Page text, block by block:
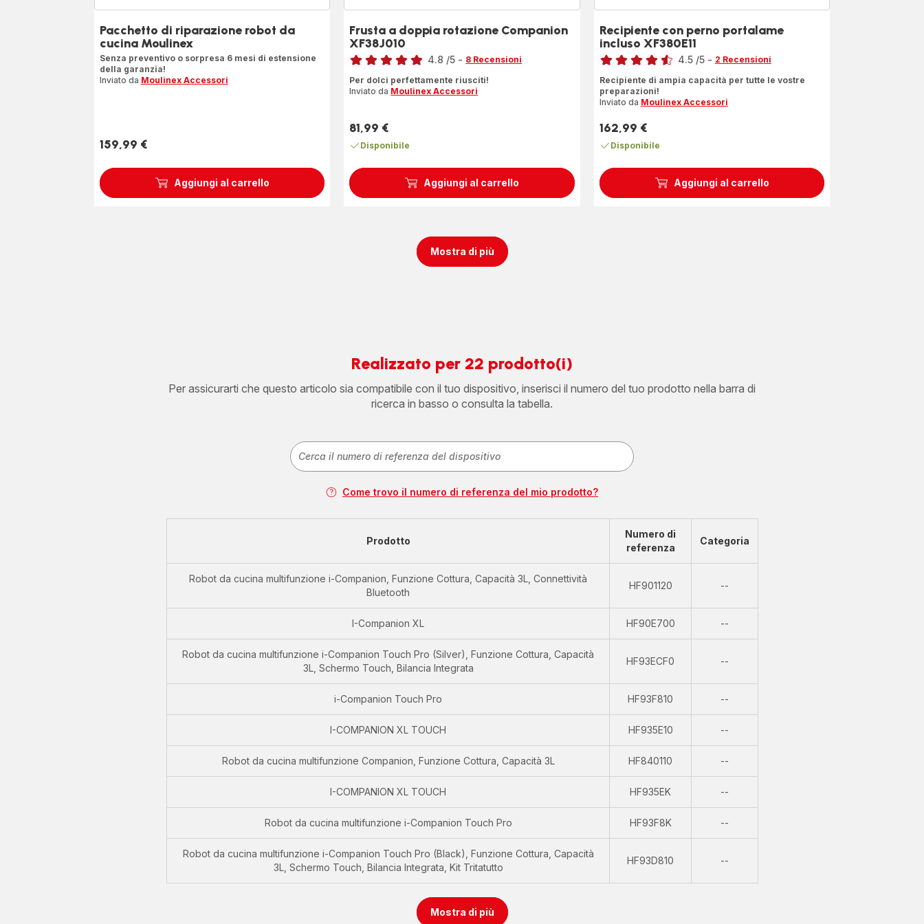
Aggiungi al carrello
Pacchetto di riparazione robot da
cucina Moulinex
Senza preventivo o sorpresa 6 mesi di estensione
della garanzia!
Inviato da Moulinex Accessori
Prezzo
159,99 €
Aggiungi al carrello
Frusta a doppia rotazione Companion
XF38J010
Voto
4.8 /5 - 8 Recensioni
Per dolci perfettamente riusciti!
Inviato da Moulinex Accessori
Prezzo
81,99 €
Disponibile
Aggiungi al carrello
Recipiente con perno portalame
incluso XF380E11
Voto
4.5 /5 - 2 Recensioni
Recipiente di ampia capacità per tutte le vostre
preparazioni!
Inviato da Moulinex Accessori
Prezzo
162,99 €
Disponibile
Mostra di più
Realizzato per 22 prodotto(i)
Per assicurarti che questo articolo sia compatibile con il tuo dispositivo, inserisci il numero del tuo prodotto nella barra di
ricerca in basso o consulta la tabella.
Come trovo il numero di referenza del mio prodotto?
Prodotto
Numero di
referenza
Categoria
Robot da cucina multifunzione i-Companion, Funzione Cottura, Capacità 3L, Connettività
Bluetooth
HF901120 --
I-Companion XL HF90E700 --
disponibile
Robot da cucina multifunzione i-Companion Touch Pro (Silver), Funzione Cottura, Capacità
3L, Schermo Touch, Bilancia Integrata
HF93ECF0 --
i-Companion Touch Pro HF93F810 --
disponibile
I-COMPANION XL TOUCH
HF935E10 --
disponibile
Robot da cucina multifunzione Companion, Funzione Cottura, Capacità 3L
HF840110 --
disponibile
I-COMPANION XL TOUCH
HF935EK --
disponibile
Robot da cucina multifunzione i-Companion Touch Pro
HF93F8K --
disponibile
Robot da cucina multifunzione i-Companion Touch Pro (Black), Funzione Cottura, Capacità
3L, Schermo Touch, Bilancia Integrata, Kit Tritatutto
HF93D810 --
Mostra di più